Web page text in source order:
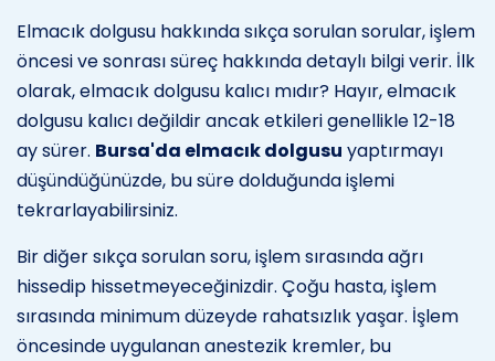
Elmacık dolgusu hakkında sıkça sorulan sorular, işlem
öncesi ve sonrası süreç hakkında detaylı bilgi verir. İlk
olarak, elmacık dolgusu kalıcı mıdır? Hayır, elmacık
dolgusu kalıcı değildir ancak etkileri genellikle 12-18
ay sürer. Bursa'da elmacık dolgusu yaptırmayı
düşündüğünüzde, bu süre dolduğunda işlemi
tekrarlayabilirsiniz.
Bir diğer sıkça sorulan soru, işlem sırasında ağrı
hissedip hissetmeyeceğinizdir. Çoğu hasta, işlem
sırasında minimum düzeyde rahatsızlık yaşar. İşlem
öncesinde uygulanan anestezik kremler, bu